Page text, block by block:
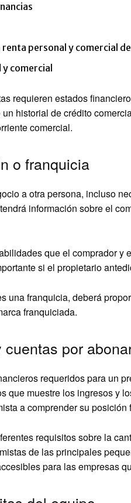
personal y comercial
comercial
requieren estados
historial de crédito
comercial.
o franquicia
a otra persona, incluso
información sobre el
que el comprador y
si el propietario
una franquicia, deberá
franquiciada.
por
requeridos para un
que muestre los ingresos y
a comprender su posición
requisitos sobre la
de las principales
para las empresas